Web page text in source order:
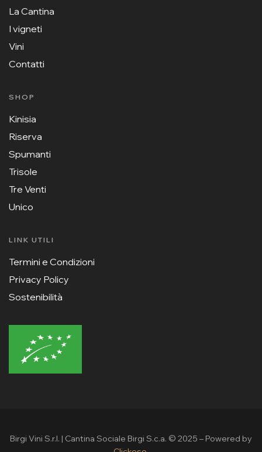
La Cantina
I vigneti
Vini
Contatti
SHOP
Kinisia
Riserva
Spumanti
Trisole
Tre Venti
Unico
LINK UTILI
Termini e Condizioni
Privacy Policy
Sostenibilità
Birgi Vini S.r.l. | Cantina Sociale Birgi S.c.a. © 2025 – Powered by